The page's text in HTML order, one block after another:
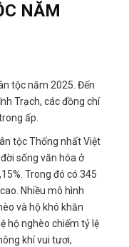
NĂM
tộc năm 2025. Đến
Trạch, các đồng chí
ấp.
tộc Thống nhất Việt
sống văn hóa ở
Trong đó có 345
Nhiều mô hình
và hộ khó khăn
hộ nghèo chiếm tỷ lệ
khí vui tươi,